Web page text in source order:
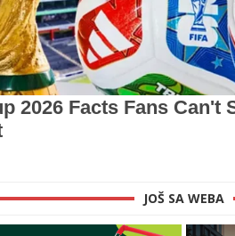
JOŠ SA WEBA